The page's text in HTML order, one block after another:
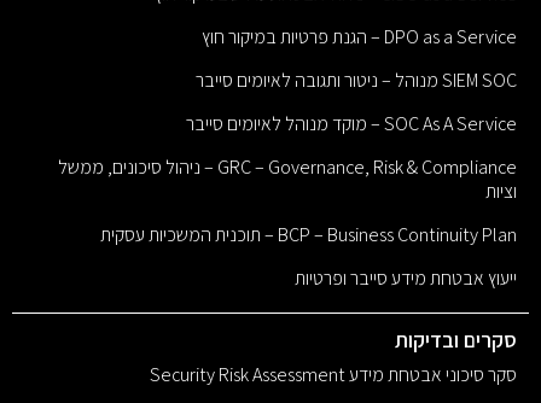
DPO as a Service – הגנת פרטיות במיקור חוץ
SIEM SOC מנוהל – ניטור ותגובה לאיומים סייבר
SOC As A Service – מוקד מנוהל לאיומים סייבר
GRC – Governance, Risk & Compliance – ניהול סיכונים, ממשל
וציות
BCP – Business Continuity Plan – תוכנית המשכיות עסקית
ייעוץ אבטחת מידע סייבר ופרטיות
סקרים ובדיקות
סקר סיכוני אבטחת מידע Security Risk Assessment